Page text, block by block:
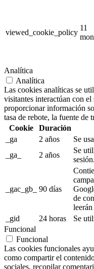
viewed_cookie_policy
11
Analítica
Analítica
Las cookies analíticas se
visitantes interactúan con
proporcionar información
tasa de rebote, la fuente de
Cookie
Duración
_ga
2 años
Se
_ga_
2 años
Se
sesión.
_gac_gb_ 90 días
de
_gid
24 horas
Se
Funcional
Funcional
Las cookies funcionales
como compartir el
sociales, recopilar